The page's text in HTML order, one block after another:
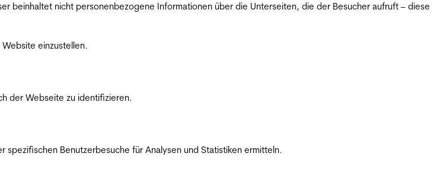
beinhaltet nicht personenbezogene Informationen über die Unterseiten, die der Besucher aufruft – diese
einzustellen.
der Webseite zu identifizieren.
Benutzerbesuche für Analysen und Statistiken ermitteln.